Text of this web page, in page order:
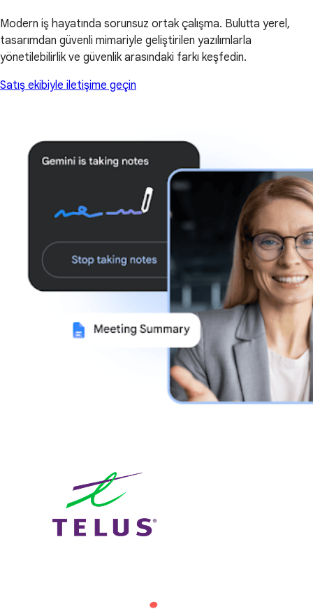
Modern iş hayatında sorunsuz ortak çalışma. Bulutta yerel,
tasarımdan güvenli mimariyle geliştirilen yazılımlarla
yönetilebilirlik ve güvenlik arasındaki farkı keşfedin.
Satış ekibiyle iletişime geçin